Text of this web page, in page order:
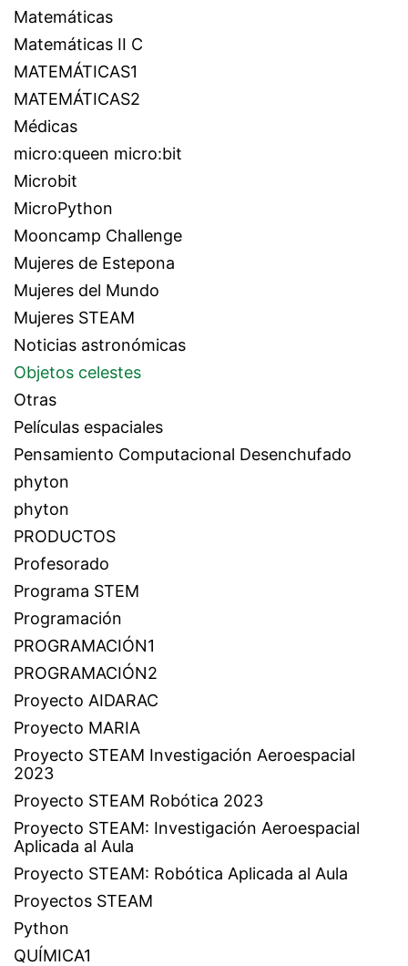
Matemáticas
Matemáticas II C
MATEMÁTICAS1
MATEMÁTICAS2
Médicas
micro:queen micro:bit
Microbit
MicroPython
Mooncamp Challenge
Mujeres de Estepona
Mujeres del Mundo
Mujeres STEAM
Noticias astronómicas
Objetos celestes
Otras
Películas espaciales
Pensamiento Computacional Desenchufado
phyton
phyton
PRODUCTOS
Profesorado
Programa STEM
Programación
PROGRAMACIÓN1
PROGRAMACIÓN2
Proyecto AIDARAC
Proyecto MARIA
Proyecto STEAM Investigación Aeroespacial
2023
Proyecto STEAM Robótica 2023
Proyecto STEAM: Investigación Aeroespacial
Aplicada al Aula
Proyecto STEAM: Robótica Aplicada al Aula
Proyectos STEAM
Python
QUÍMICA1